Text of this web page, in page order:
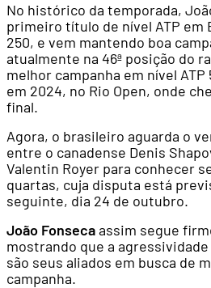
No histórico da temporada,
primeiro título de nível ATP em
250, e vem mantendo boa
atualmente na 46ª posição do
melhor campanha em nível
em 2024, no Rio Open, onde
final.
Agora, o brasileiro aguarda o
entre o canadense Denis
Valentin Royer para conhecer
quartas, cuja disputa está
seguinte, dia 24 de outubro.
João Fonsecaassim segue
mostrando que a
são seus aliados em busca de
campanha.